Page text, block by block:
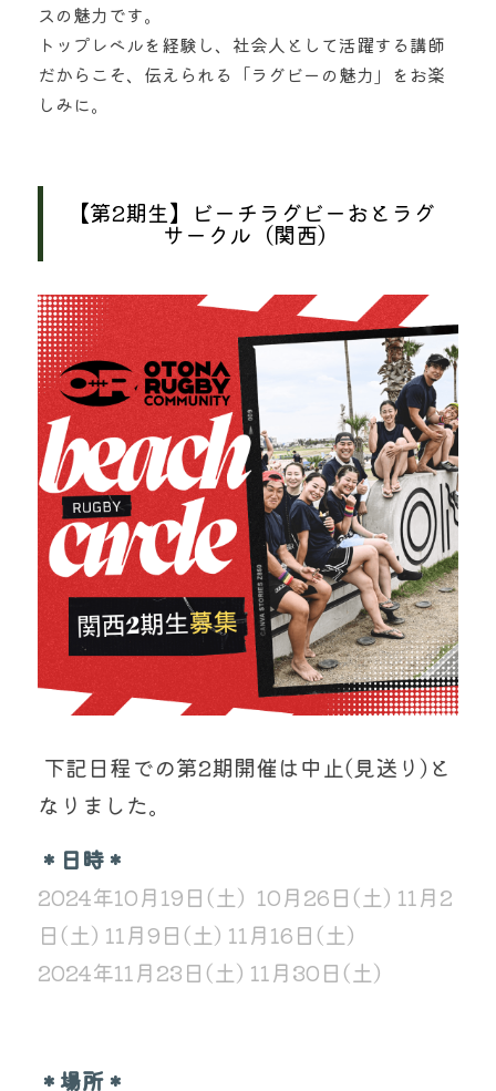
スの魅力です。
トップレベルを経験し、社会人として活躍する講師
だからこそ、伝えられる「ラグビーの魅力」をお楽
しみに。
【第2期生】ビーチラグビーおとラグ
サークル（関西）
なりました。
＊日時＊
2024年10月19日(土)  10月26日(土) 11月2
日(土) 11月9日(土) 11月16日(土)
2024年11月23日(土) 11月30日(土)
＊場所＊